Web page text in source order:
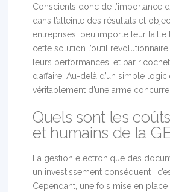
Conscients donc de l’importance
dans l’atteinte des résultats et
entreprises, peu importe leur taille
cette solution l’outil
leurs performances, et par
d’affaire. Au-delà d’un simple
véritablement d’une arme
Quels sont les
et humains de la
La gestion électronique des
un investissement conséquent ;
Cependant, une fois mise en